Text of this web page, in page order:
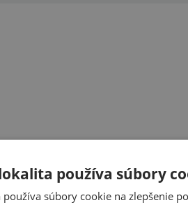
používa súbory
súbory cookie na zlepšenie